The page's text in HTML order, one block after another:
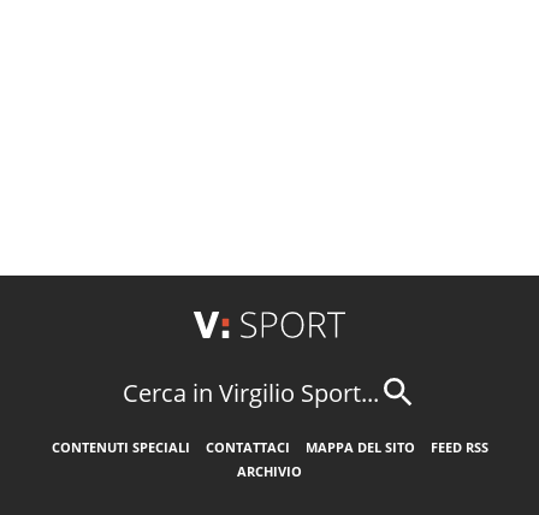
Cerca in Virgilio Sport...
CONTENUTI SPECIALI CONTATTACI MAPPA DEL SITO
FEED RSS
ARCHIVIO